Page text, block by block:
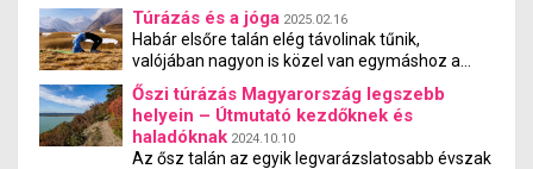
Túrázás és a jóga 2025.02.16
Habár elsőre talán elég távolinak tűnik,
valójában nagyon is közel van egymáshoz a
túrázás és a jóga. Tanulmányok kimutatták,
hogy a jógázás és a túrázás együtt nemcsak
fizikai, hanem mentális jóllétet is teremt.
Őszi túrázás Magyarország legszebb
helyein – Útmutató kezdőknek és
haladóknak 2024.10.10
Az ősz talán az egyik legvarázslatosabb évszak